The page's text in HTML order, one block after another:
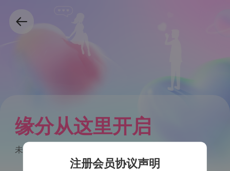
缘分从这里开启
未注册手机号验证后自动注册
注册会员协议声明